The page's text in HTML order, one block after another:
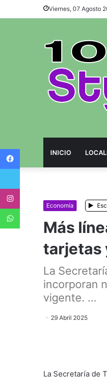
Viernes, 07 Agosto
INICIO
Economía
Más
tarjetas
La
incorporan
vigente. ...
29 Abril 2025
La Secretaría de
Twitter
WhatsApp